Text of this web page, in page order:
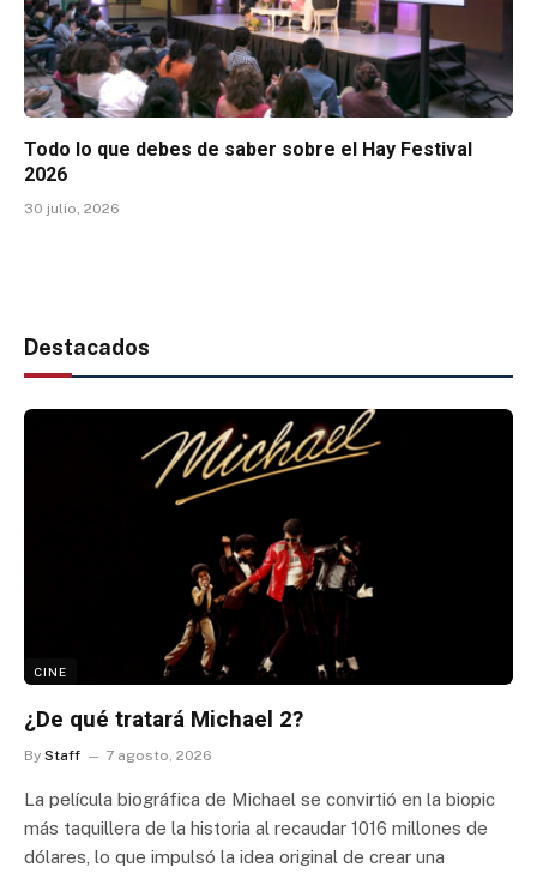
Todo lo que debes de saber sobre el Hay Festival
2026
30 julio, 2026
Destacados
CINE
¿De qué tratará Michael 2?
By Staff 7 agosto, 2026
La película biográfica de Michael se convirtió en la biopic
más taquillera de la historia al recaudar 1016 millones de
dólares, lo que impulsó la idea original de crear una